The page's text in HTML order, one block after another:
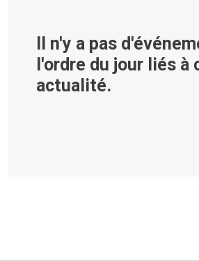
Il n'y a pas
l'ordre du jour liés à
actualité.